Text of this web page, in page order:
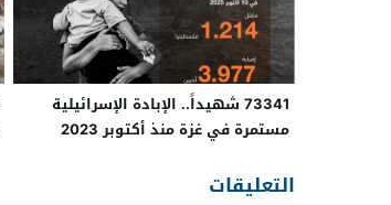
73341 شهيداً.. الإبادة الإسرائيلية
مستمرة في غزة منذ أكتوبر 2023
التعليقات